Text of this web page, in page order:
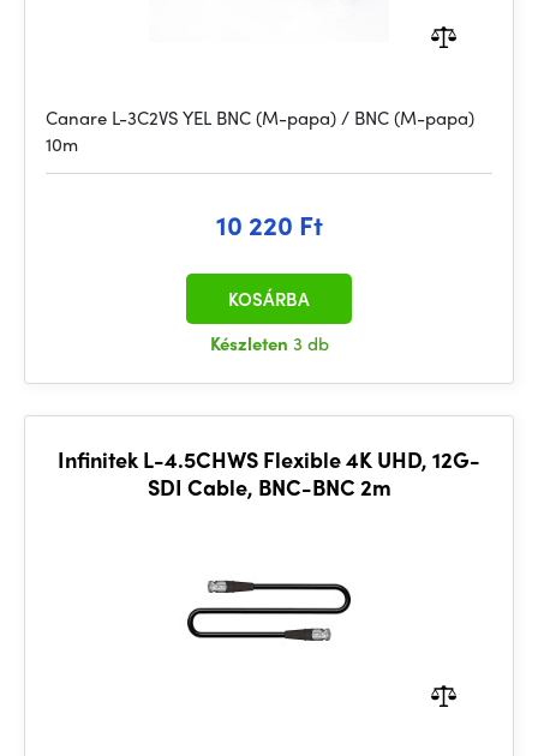
Canare L-3C2VS YEL BNC (M-papa) / BNC (M-papa)
10m
10 220 Ft
Készleten 3 db
KOSÁRBA
Infinitek L-4.5CHWS Flexible 4K UHD, 12G-
SDI Cable, BNC-BNC 2m